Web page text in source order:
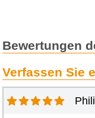
Bewertungen
Verfassen Sie